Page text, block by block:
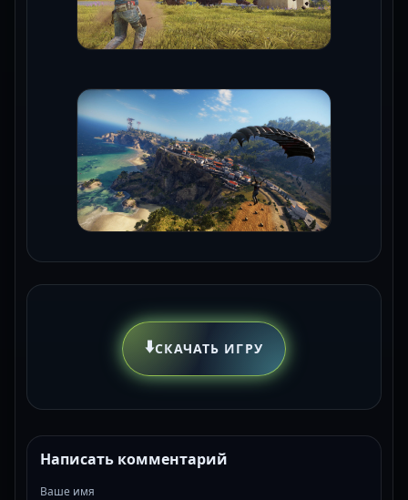
⬇️СКАЧАТЬ ИГРУ
Написать комментарий
Ваше имя